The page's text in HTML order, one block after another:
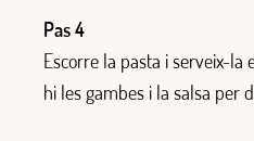
Pas 4
Escorre la pasta i serveix-
hi les gambes i la salsa per